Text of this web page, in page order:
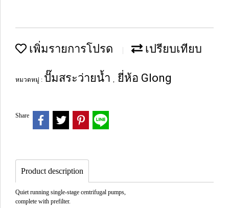
เพิ่มรายการโปรด เปรียบเทียบ
หมวดหมู่ : ปั๊มสระว่ายน้ำ , ยี่ห้อ Glong
Share
Product description
Quiet running single-stage centrifugal pumps,
complete with prefilter.